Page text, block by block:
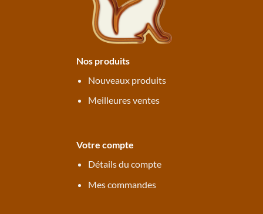
Nos produits
Nouveaux produits
Meilleures ventes
Votre compte
Détails du compte
Mes commandes